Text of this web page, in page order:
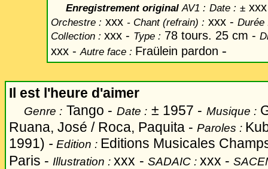
Enregistrement originalAV1 : Date : ± xxx
Orchestre : xxx - Chant(refrain) : xxx - Durée
Collection : xxx - Type : 78 tours. 25 cm -
xxx - Autre face : Fraülein pardon -
Il est l'heure d'aimer
Genre : Tango - Date : ± 1957 - Musique :
Ruana, José / Roca, Paquita - Paroles :
1991) - Edition : Editions Musicales
Paris - Illustration : xxx - SADAIC : xxx -